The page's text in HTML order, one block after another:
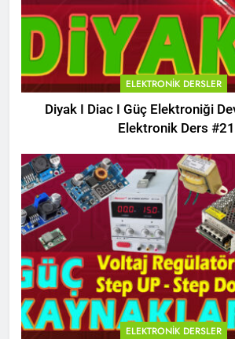
ELEKTRONIK DERSLER
Diyak I Diac I Güç Elektroniği
Elektronik Ders #21
ELEKTRONIK DERSLER